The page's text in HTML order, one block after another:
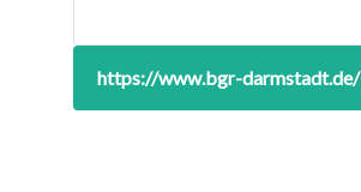
https://www.bgr-darmstadt.de/